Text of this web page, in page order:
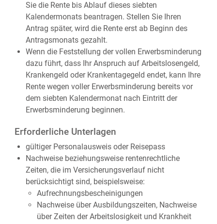
Sie die Rente bis Ablauf dieses siebten
Kalendermonats beantragen. Stellen Sie Ihren
Antrag später, wird die Rente erst ab Beginn des
Antragsmonats gezahlt.
Wenn die Feststellung der vollen Erwerbsminderung
dazu führt, dass Ihr Anspruch auf Arbeitslosengeld,
Krankengeld oder Krankentagegeld endet, kann Ihre
Rente wegen voller Erwerbsminderung bereits vor
dem siebten Kalendermonat nach Eintritt der
Erwerbsminderung beginnen.
Erforderliche Unterlagen
gültiger Personalausweis oder Reisepass
Nachweise beziehungsweise rentenrechtliche
Zeiten, die im Versicherungsverlauf nicht
berücksichtigt sind, beispielsweise:
Aufrechnungsbescheinigungen
Nachweise über Ausbildungszeiten, Nachweise
über Zeiten der Arbeitslosigkeit und Krankheit